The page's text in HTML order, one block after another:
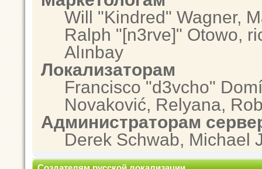
Will "Kindred" Wagner,
Ralph "[n3rve]" Otowo,
Alınbay
Локализаторам
Francisco "d3vcho"
Novaković, Relyana,
Администраторам
Derek Schwab, Michael